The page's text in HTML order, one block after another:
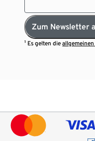
Zum Newsletter
¹ Es gelten die